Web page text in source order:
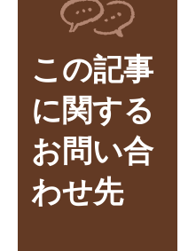
この記事
に関する
お問い合
わせ先